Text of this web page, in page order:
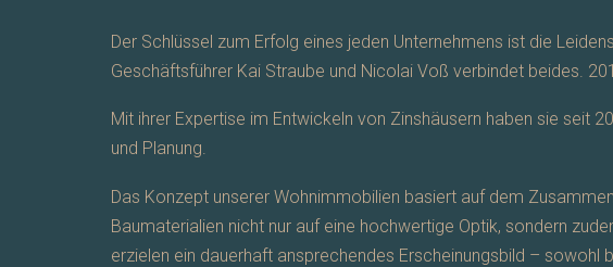
Der Schlüssel zum Erfolg eines jeden Unternehmens ist die
Geschäftsführer Kai Straube und Nicolai Voß verbindet beides.
Mit ihrer Expertise im Entwickeln von Zinshäusern haben sie
und Planung.
Das Konzept unserer Wohnimmobilien basiert auf dem
Baumaterialien nicht nur auf eine hochwertige Optik, sondern
erzielen ein dauerhaft ansprechendes Erscheinungsbild –